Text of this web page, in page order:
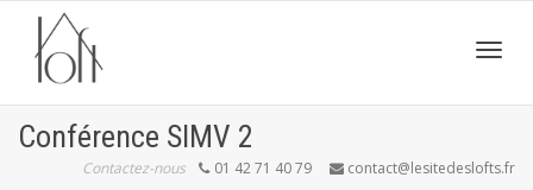
Conférence SIMV 2
Contactez-nous 01 42 71 40 79 contact@lesitedeslofts.fr